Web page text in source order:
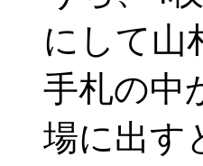
にして山
手札の中
場に出す